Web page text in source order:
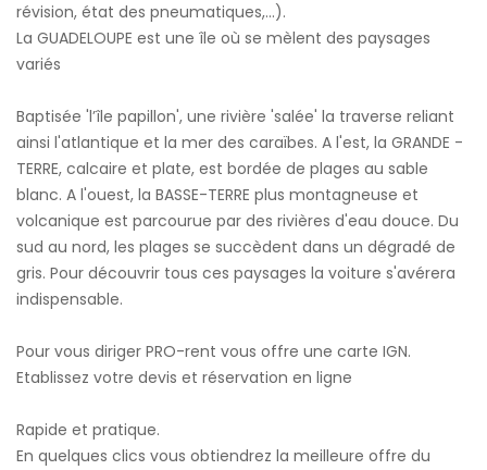
révision, état des pneumatiques,...).
La GUADELOUPE est une île où se mèlent des paysages
variés
Baptisée 'l’île papillon', une rivière 'salée' la traverse reliant
ainsi l'atlantique et la mer des caraïbes. A l'est, la GRANDE -
TERRE, calcaire et plate, est bordée de plages au sable
blanc. A l'ouest, la BASSE-TERRE plus montagneuse et
volcanique est parcourue par des rivières d'eau douce. Du
sud au nord, les plages se succèdent dans un dégradé de
gris. Pour découvrir tous ces paysages la voiture s'avérera
indispensable.
Pour vous diriger PRO-rent vous offre une carte IGN.
Etablissez votre devis et réservation en ligne
Rapide et pratique.
En quelques clics vous obtiendrez la meilleure offre du